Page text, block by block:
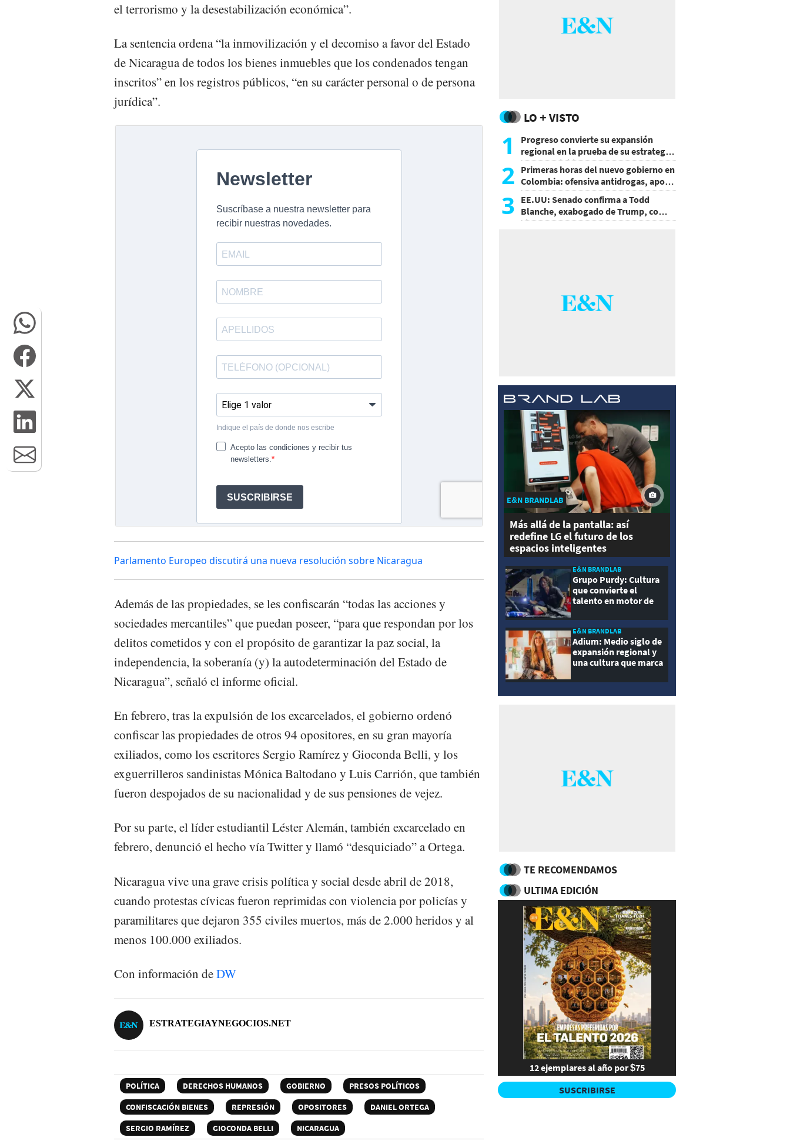
el terrorismo y la desestabilización económica”.
La sentencia ordena “la inmovilización y el decomiso a favor del Estado
de Nicaragua de todos los bienes inmuebles que los condenados tengan
inscritos” en los registros públicos, “en su carácter personal o de persona
jurídica”.
Parlamento Europeo discutirá una nueva resolución sobre Nicaragua
Además de las propiedades, se les confiscarán “todas las acciones y
sociedades mercantiles” que puedan poseer, “para que respondan por los
delitos cometidos y con el propósito de garantizar la paz social, la
independencia, la soberanía (y) la autodeterminación del Estado de
Nicaragua”, señaló el informe oficial.
En febrero, tras la expulsión de los excarcelados, el gobierno ordenó
confiscar las propiedades de otros 94 opositores, en su gran mayoría
exiliados, como los escritores Sergio Ramírez y Gioconda Belli, y los
exguerrilleros sandinistas Mónica Baltodano y Luis Carrión, que también
fueron despojados de su nacionalidad y de sus pensiones de vejez.
Por su parte, el líder estudiantil Léster Alemán, también excarcelado en
febrero, denunció el hecho vía Twitter y llamó “desquiciado” a Ortega.
Nicaragua vive una grave crisis política y social desde abril de 2018,
cuando protestas cívicas fueron reprimidas con violencia por policías y
paramilitares que dejaron 355 civiles muertos, más de 2.000 heridos y al
menos 100.000 exiliados.
Con información deDW
ESTRATEGIAYNEGOCIOS.NET
POLÍTICA DERECHOS HUMANOS GOBIERNO
PRESOS POLÍTICOS
CONFISCACIÓN BIENES
REPRESIÓN OPOSITORES
DANIEL ORTEGA
SERGIO RAMÍREZ
GIOCONDA BELLI NICARAGUA
LO + VISTO
1
Progreso convierte su expansión
regional en la prueba de su estrategia
de sostenibilidad
2 Primeras horas del nuevo gobierno en
Colombia: ofensiva antidrogas, apoyo
de EE.UU. y un atentado
3 EE.UU: Senado confirma a Todd
Blanche, exabogado de Trump, como
Fiscal General
E&N BRANDLAB
Más allá de la pantalla: así
redefine LG el futuro de los
espacios inteligentes
E&N BRANDLAB
Grupo Purdy: Cultura
que convierte el
talento en motor de
E&N BRANDLAB
Adium: Medio siglo de
expansión regional y
una cultura que marca
TE RECOMENDAMOS
ULTIMA EDICIÓN
12 ejemplares al año por $75
SUSCRIBIRSE